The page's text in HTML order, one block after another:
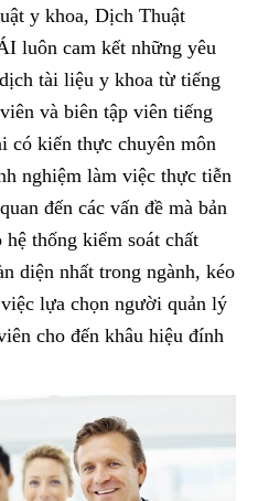
y khoa, Dịch Thuật
luôn cam kết những yêu
tài liệu y khoa từ tiếng
và biên tập viên tiếng
có kiến thực chuyên môn
nghiệm làm việc thực tiễn
đến các vấn đề mà bản
thống kiểm soát chất
diện nhất trong ngành, kéo
lựa chọn người quản lý
cho đến khâu hiệu đính